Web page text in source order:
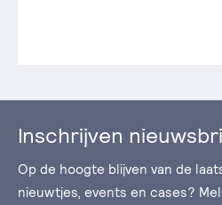
Inschrijven
Op de hoogte blijven van de
nieuwtjes, events en cases?